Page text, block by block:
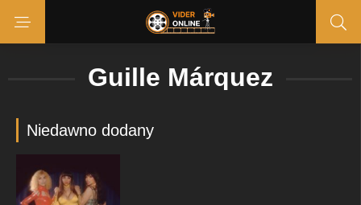
Guille Márquez
Niedawno dodany